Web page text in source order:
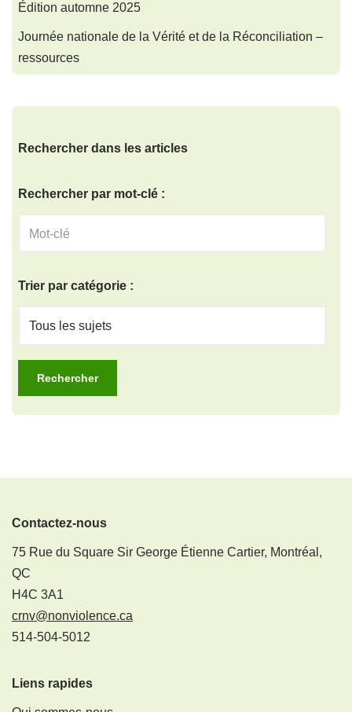
Édition automne 2025
Journée nationale de la Vérité et de la Réconciliation –
ressources
Rechercher dans les articles
Rechercher par mot-clé :
Trier par catégorie :
Contactez-nous
75 Rue du Square Sir George Étienne Cartier, Montréal,
QC
H4C 3A1
crnv@nonviolence.ca
514-504-5012
Liens rapides